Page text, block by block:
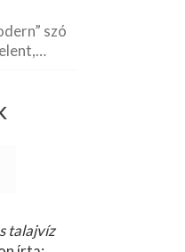
szó
talajvíz